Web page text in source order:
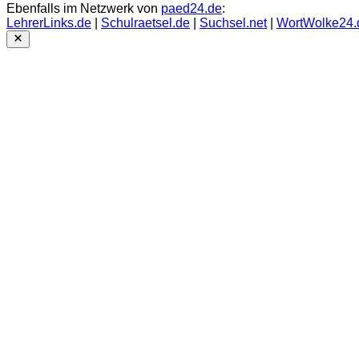
Ebenfalls im Netzwerk von paed24.de:
LehrerLinks.de
Schulraetsel.de Suchsel.net|
Close